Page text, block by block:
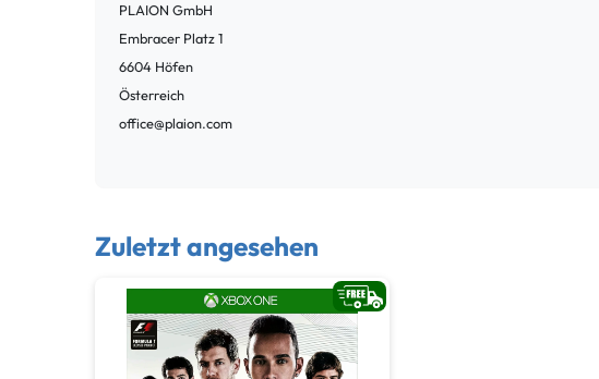
PLAION GmbH
Embracer Platz1
6604 Höfen
Österreich
office@plaion.com
Zuletzt angesehen